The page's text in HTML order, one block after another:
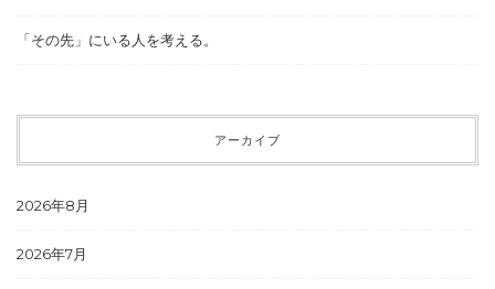
「その先」にいる人を考える。
アーカイブ
2026年8月
2026年7月